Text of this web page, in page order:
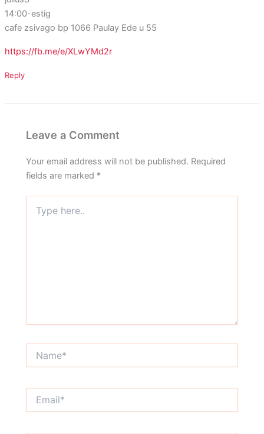
14:00-estig
cafe zsivago bp 1066 Paulay Ede u 55
https://fb.me/e/XLwYMd2r
Reply
Leave a Comment
Your email address will not be published. Required
fields are marked *
here..